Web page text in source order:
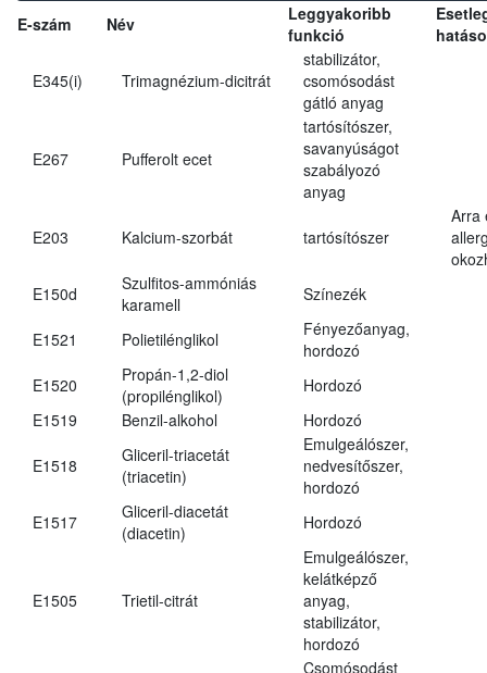
E-szám Név
Leggyakoribb
funkció
E345(i) Trimagnézium-dicitrát
stabilizátor,
csomósodást
gátló anyag
E267 Pufferolt ecet
tartósítószer,
savanyúságot
szabályozó
anyag
E203 Kalcium-szorbát tartósítószer
Arra
E150d
Szulfitos-ammóniás
karamell
Színezék
E1521 Polietilénglikol
Fényezőanyag,
hordozó
E1520
Propán-1,2-diol
(propilénglikol)
Hordozó
E1519
Benzil-alkohol Hordozó
E1518
Gliceril-triacetát
(triacetin)
Emulgeálószer,
nedvesítőszer,
hordozó
E1517
Gliceril-diacetát
(diacetin)
Hordozó
E1505 Trietil-citrát
Emulgeálószer,
kelátképző
anyag,
stabilizátor,
hordozó
Csomósodást